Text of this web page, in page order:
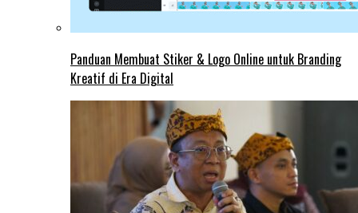
Panduan Membuat Stiker & Logo Online untuk Branding
Kreatif di Era Digital